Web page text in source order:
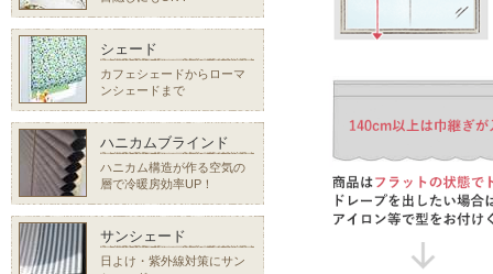
シェード
カフェシェードからローマ
ンシェードまで
ハニカムブラインド
ハニカム構造が作る空気の
層で冷暖房効率UP！
サンシェード
日よけ・紫外線対策にサン